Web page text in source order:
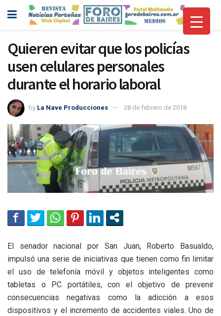
Quieren evitar que los policías
usen celulares personales
durante el horario laboral
by La Nave Producciones 28 de febrero de 2018
El senador nacional por San Juan, Roberto Basualdo,
impulsó una serie de iniciativas que tienen como fin limitar
el uso de telefonía móvil y objetos inteligentes como
tabletas o PC portátiles, con el objetivo de prevenir
consecuencias negativas como la adicción a esos
dispositivos y el incremento de accidentes viales. Uno de